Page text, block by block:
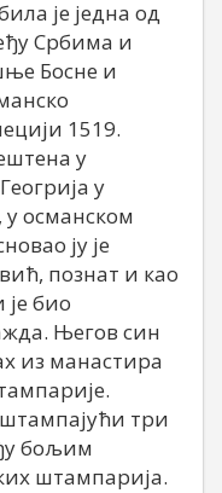
је једна од
Србима и
Босне и
1519.
у
у
османском
ју је
познат и као
био
Његов син
из манастира
три
бољим
штампарија.